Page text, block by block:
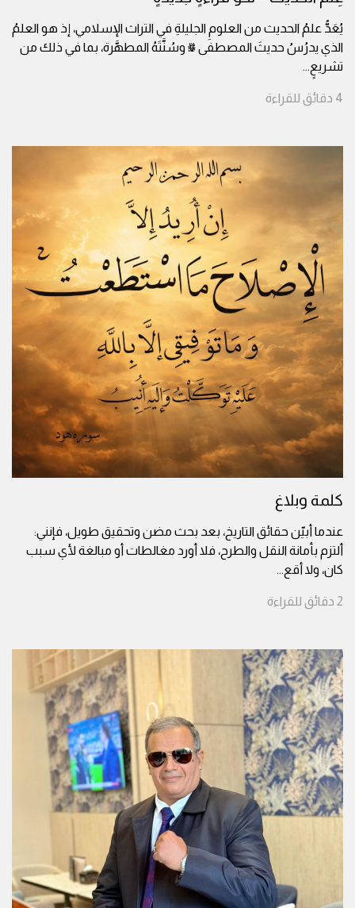
يُعَدُّ علمُ الحديث من العلومِ الجليلةِ في التراث الإسلامي، إذ هو العلمُ
الذي يدرُسُ حديثَ المصطفى ﷺ وسُنَّتَهُ المطهَّرة، بما في ذلك من
تشريعٍ...
4 دقائق للقراءة
كلمة وبلاغ
عندما أبيّن حقائق التاريخ، بعد بحث مضن وتحقيق طويل، فإنني:
ألتزم بأمانة النقل والطرح، فلا أورد مغالطات أو مبالغة لأي سبب
كان، ولا أقع...
2 دقائق للقراءة